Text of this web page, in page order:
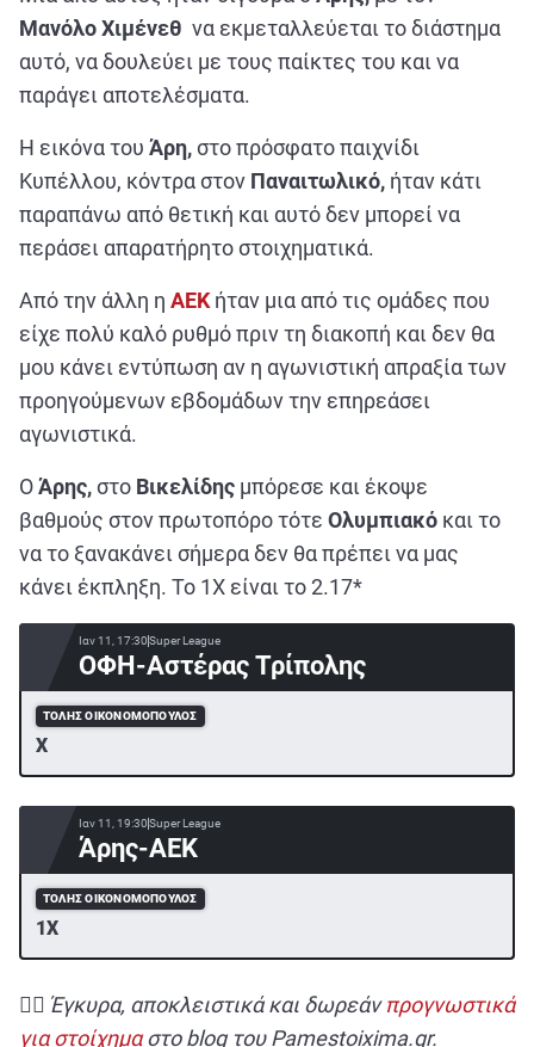
Μανόλο Χιμένεθ να εκμεταλλεύεται το διάστημα
αυτό, να δουλεύει με τους παίκτες του και να
παράγει αποτελέσματα.
Η εικόνα του Άρη,στο πρόσφατο παιχνίδι
Κυπέλλου, κόντρα στον Παναιτωλικό, ήταν κάτι
παραπάνω από θετική και αυτό δεν μπορεί να
περάσει απαρατήρητο στοιχηματικά.
Από την άλλη η ΑΕΚ ήταν μια από τις ομάδες που
είχε πολύ καλό ρυθμό πριν τη διακοπή και δεν θα
μου κάνει εντύπωση αν η αγωνιστική απραξία των
προηγούμενων εβδομάδων την επηρεάσει
αγωνιστικά.
ΟΆρης,στο Βικελίδης μπόρεσε και έκοψε
βαθμούς στον πρωτοπόρο τότε Ολυμπιακό και το
να το ξανακάνει σήμερα δεν θα πρέπει να μας
κάνει έκπληξη. Το 1Χ είναι το 2.17*
Ιαν 11, 17:30Super League
ΟΦΗ-Αστέρας Τρίπολης
ΤΌΛΗΣ ΟΙΚΟΝΟΜΌΠΟΥΛΟΣ
Χ
Ιαν 11, 19:30Super League
Άρης-ΑΕΚ
ΤΌΛΗΣ ΟΙΚΟΝΟΜΌΠΟΥΛΟΣ
1X
✍🏻 Έγκυρα, αποκλειστικά και δωρεάνπρογνωστικά
για στοίχημαστο blog του Pamestoixima.gr.